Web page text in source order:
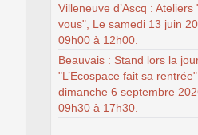
Villeneuve d’Ascq : Ateliers
vous", Le samedi 13 juin
09h00 à 12h00.
Beauvais : Stand lors la
"L’Ecospace fait sa
dimanche 6 septembre
09h30 à 17h30.